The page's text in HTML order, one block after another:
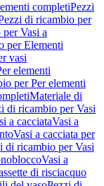
completiPezzi
di ricambio per
Vasi a
per Elementi
vasi
elementi
per Per elementi
Materiale di
di ricambio per Vasi
a cacciataVasi a
Vasi a cacciata per
di ricambio per Vasi
Vasi a
di risciacquo